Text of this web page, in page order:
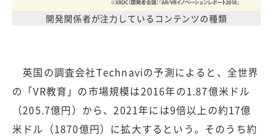
開発関係者が注力しているコンテンツの種類
英国の調査会社Technaviの予測によると、全世界
の「VR教育」の市場規模は2016年の1.87億米ドル
（205.7億円）から、2021年には9倍以上の約17億
米ドル（1870億円）に拡大するという。そのうち約